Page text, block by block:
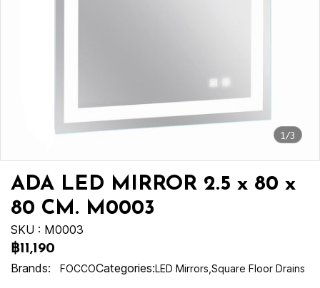
1/3
ADA LED MIRROR 2.5 x 80 x
80 CM. M0003
SKU : M0003
฿11,190
Brands:
FOCCOCategories:LED Mirrors Square Floor Drains